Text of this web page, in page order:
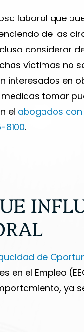
entrada:
laboral que
de las
considerar
víctimas no
interesados en
tomar
el abogados con
8100.
de
en el Empleo
ya